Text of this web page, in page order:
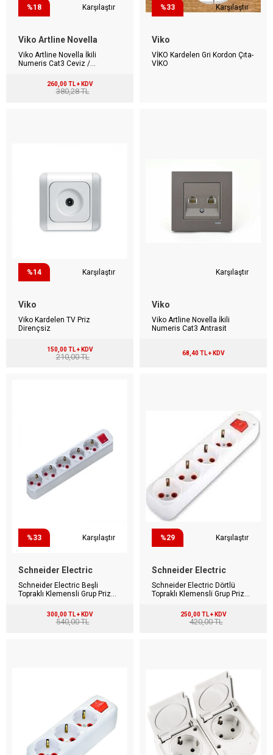
%18 Karşılaştır
Viko Artline Novella
Viko Artline Novella İkili
Numeris Cat3 Ceviz /
(Çerçevesiz)260,00 TL + KDV
380,28 TL
%33 Karşılaştır
Viko
VİKO Kardelen Gri Kordon Çıta-
VİKO
%14 Karşılaştır
Viko
Viko Kardelen TV Priz
Dirençsiz
150,00 TL + KDV
210,00 TL
Karşılaştır
Viko
Viko Artline Novella İkili
Numeris Cat3 Antrasit
68,40 TL + KDV
%33 Karşılaştır
Schneider Electric
Schneider Electric Beşli
Topraklı Klemensli Grup Priz
300,00 TL + KDV
540,00 TL
%29 Karşılaştır
Schneider Electric
Schneider Electric Dörtlü
Topraklı Klemensli Grup Priz
250,00 TL + KDV
420,00 TL